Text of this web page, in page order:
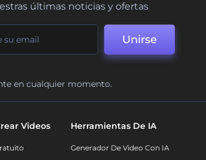
últimas noticias y ofertas
Unirse
en cualquier momento.
Videos Herramientas De IA
Generador De Video Con IA